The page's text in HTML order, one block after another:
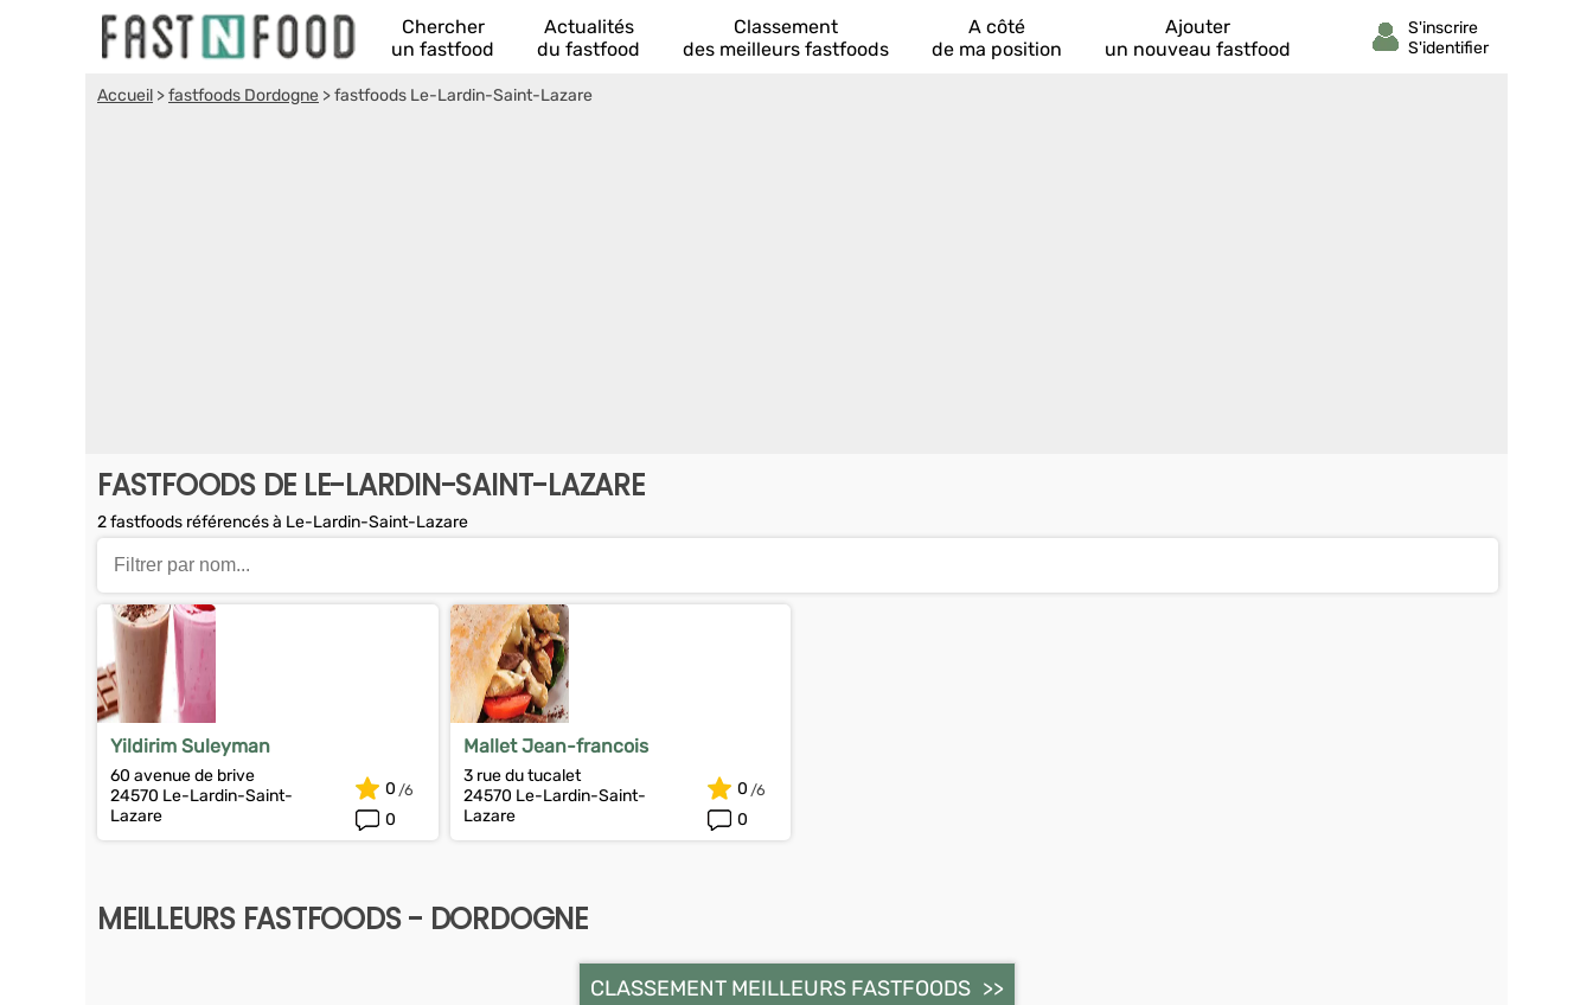
Chercher
un fastfood
Actualités
du fastfood
Classement
des meilleurs fastfoods
A côté
de ma position
Ajouter
un nouveau fastfood
Accueil >fastfoods Dordogne >fastfoods Le-Lardin-Saint-Lazare
FASTFOODS DE LE-LARDIN-SAINT-LAZARE
2 fastfoods référencés à Le-Lardin-Saint-Lazare
Yildirim Suleyman
60 avenue de brive
24570 Le-Lardin-Saint-
Lazare
0
0
Mallet Jean-francois
3 rue du tucalet
24570 Le-Lardin-Saint-
Lazare
0
0
MEILLEURS FASTFOODS - DORDOGNE
CLASSEMENT MEILLEURS FASTFOODS